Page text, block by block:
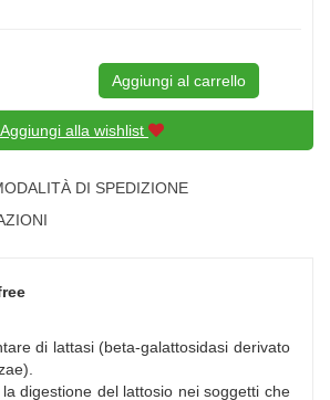
Aggiungi al carrello
Aggiungi alla wishlist
DI SPEDIZIONE
di lattasi (beta-galattosidasi derivato
digestione del lattosio nei soggetti che